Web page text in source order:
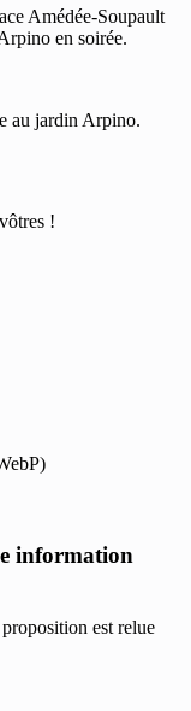
Amédée-Soupault
en soirée.
au jardin Arpino.
!
information
est relue